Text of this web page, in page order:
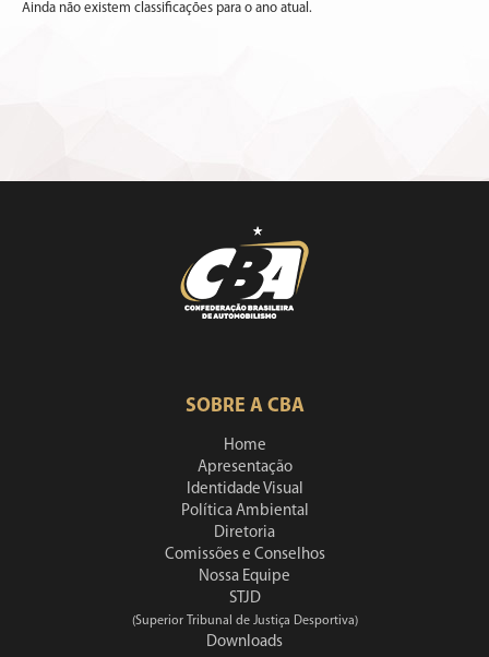
Ainda não existem classificações para o ano atual.
SOBRE A CBA
Home
Apresentação
Identidade Visual
Política Ambiental
Diretoria
Comissões e Conselhos
Nossa Equipe
STJD
(Superior Tribunal de Justiça Desportiva)
Downloads